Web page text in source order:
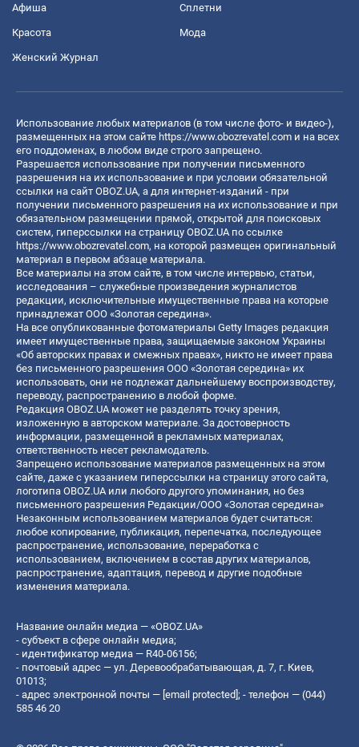
Афиша Сплетни
Красота Мода
Женский Журнал
Использование любых материалов (в том числе фото- и видео-),
размещенных на этом сайте https://www.obozrevatel.com и на всех
его поддоменах, в любом виде строго запрещено.
Разрешается использование при получении письменного
разрешения на их использование и при условии обязательной
ссылки на сайт OBOZ.UA, а для интернет-изданий - при
получении письменного разрешения на их использование и при
обязательном размещении прямой, открытой для поисковых
систем, гиперссылки на страницу OBOZ.UA по ссылке
https://www.obozrevatel.com, на которой размещен оригинальный
материал в первом абзаце материала.
Все материалы на этом сайте, в том числе интервью, статьи,
исследования – служебные произведения журналистов
редакции, исключительные имущественные права на которые
принадлежат ООО «Золотая середина».
На все опубликованные фотоматериалы Getty Images редакция
имеет имущественные права, защищаемые законом Украины
«Об авторских правах и смежных правах», никто не имеет права
без письменного разрешения ООО «Золотая середина» их
использовать, они не подлежат дальнейшему воспроизводству,
переводу, распространению в любой форме.
Редакция OBOZ.UA может не разделять точку зрения,
изложенную в авторском материале. За достоверность
информации, размещенной в рекламных материалах,
ответственность несет рекламодатель.
Запрещено использование материалов размещенных на этом
сайте, даже с указанием гиперссылки на страницу этого сайта,
логотипа OBOZ.UA или любого другого упоминания, но без
письменного разрешения Редакции/ООО «Золотая середина»
Незаконным использованием материалов будет считаться:
любое копирование, публикация, перепечатка, последующее
распространение, использование, переработка с
использованием, включением в состав других материалов,
распространение, адаптация, перевод и другие подобные
изменения материала.
Название онлайн медиа — «OBOZ.UA»
- субъект в сфере онлайн медиа;
- идентификатор медиа — R40-06156;
- почтовый адрес — ул. Деревообрабатывающая, д. 7, г. Киев,
01013;
- адрес электронной почты — [email protected]; - телефон — (044)
585 46 20